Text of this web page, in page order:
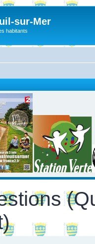
sur-Mer
habitants